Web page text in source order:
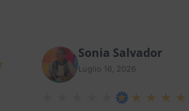
Sonia Salvador
Luglio 16, 2026